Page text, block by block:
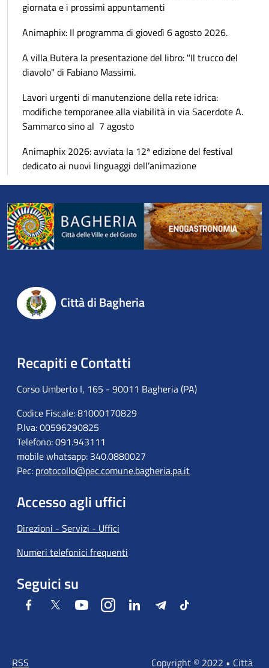
giornata e i prossimi appuntamenti
Animaphix: Il programma di giovedì 6 agosto 2026.
A villa Butera la presentazione del libro: "Il trucco del
diavolo" di Fabiano Massimi.
Lavori urgenti di manutenzione della rete idrica:
modifiche temporanee alla viabilità in via Sacerdote A.
Sammarco sino al 7 agosto
Animaphix 2026: avviata la 12ª edizione del festival
dedicato ai nuovi linguaggi dell’animazione
Città di Bagheria
Recapiti e Contatti
Corso Umberto I, 165 - 90011 Bagheria (PA)
Codice Fiscale: 81000170829
P.Iva: 00596290825
Telefono: 091.943111
mobile whatsapp: 340.0880027
Pec: protocollo@pec.comune.bagheria.pa.it
Accesso agli uffici
Direzioni - Servizi - Uffici
Numeri telefonici frequenti
Seguici su
Facebook Twitter YoutubeInstagramLinkedIn TelegramTiktok
RSS Copyright © 2022 • Città